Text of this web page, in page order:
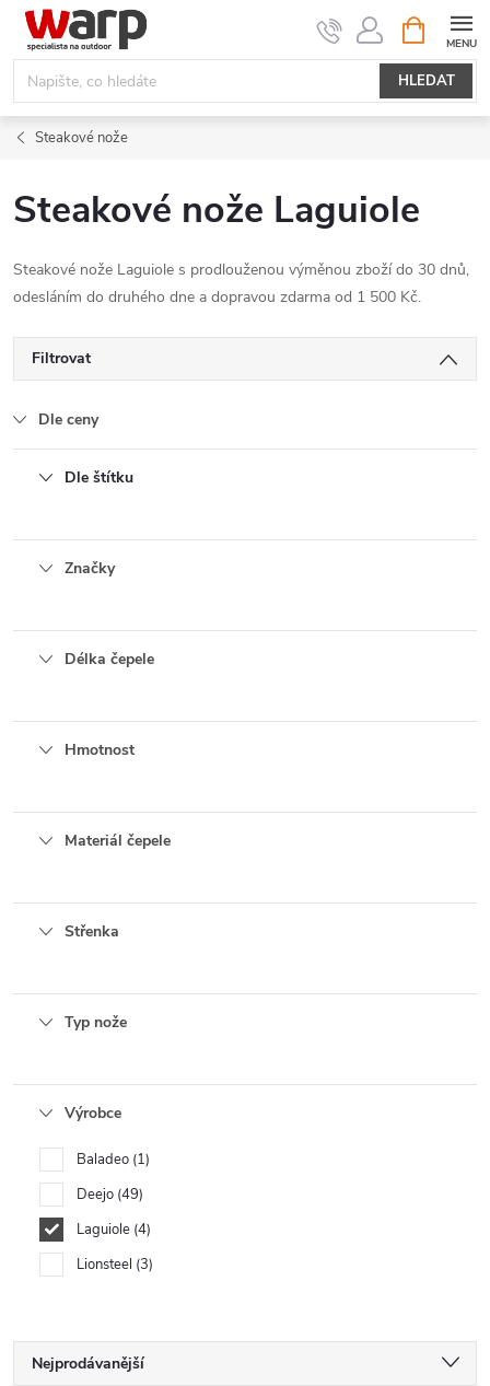
Přejít
obsah
HLEDAT
NÁKUPNÍ
KOŠÍK
Steakové nože
Steakové nože Laguiole
Steakové nože Laguiole s prodlouženou výměnou zboží do 30 dnů,
odesláním do druhého dne a dopravou zdarma od 1 500 Kč.
Filtrovat
Dle ceny
Dle štítku
Značky
Délka čepele
Hmotnost
Materiál čepele
Střenka
Typ nože
Výrobce
Baladeo 1
Deejo 49
Laguiole 4
Lionsteel 3
Ř
Nejprodávanější